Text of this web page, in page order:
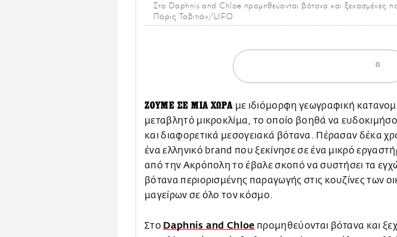
Στο Daphnis and Chloe προμηθεύονται βότανα και ξεχασμένες
Πάρις Ταβιτιάν/LIFO
0
ΖΟΥΜΕ ΣΕ ΜΙΑ ΧΩΡΑ με ιδιόμορφη γεωγραφική
μεταβλητό μικροκλίμα, το οποίο βοηθά να
και διαφορετικά μεσογειακά βότανα. Πέρασαν δέκα
ένα ελληνικό brand που ξεκίνησε σε ένα μικρό
από την Ακρόπολη το έβαλε σκοπό να συστήσει τα
βότανα περιορισμένης παραγωγής στις κουζίνες των
μαγείρων σε όλο τον κόσμο.
Στο Daphnis and Chloe προμηθεύονται βότανα και